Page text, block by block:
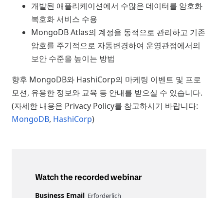
개발된 애플리케이션에서 수많은 데이터를 암호화
복호화 서비스 수용
MongoDB Atlas의 계정을 동적으로 관리하고 기존
암호를 주기적으로 자동변경하여 운영관점에서의
보안 수준을 높이는 방법
향후 MongoDB와 HashiCorp의 마케팅 이벤트 및 프로
모션, 유용한 정보와 교육 등 안내를 받으실 수 있습니다.
(자세한 내용은 Privacy Policy를 참고하시기 바랍니다:
MongoDB, HashiCorp)
Watch the recorded webinar
Business Email